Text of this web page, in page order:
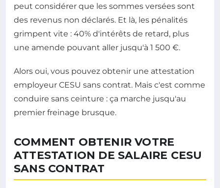
peut considérer que les sommes versées sont
des revenus non déclarés. Et là, les pénalités
grimpent vite : 40% d'intérêts de retard, plus
une amende pouvant aller jusqu'à 1 500 €.
Alors oui, vous pouvez obtenir une attestation
employeur CESU sans contrat. Mais c'est comme
conduire sans ceinture : ça marche jusqu'au
premier freinage brusque.
COMMENT OBTENIR VOTRE
ATTESTATION DE SALAIRE CESU
SANS CONTRAT